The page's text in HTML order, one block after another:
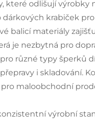
které odlišují výrobky
krabiček
balicí materiály
je nezbytná pro
různé typy šperků
i skladování.
maloobchodní
výrobní